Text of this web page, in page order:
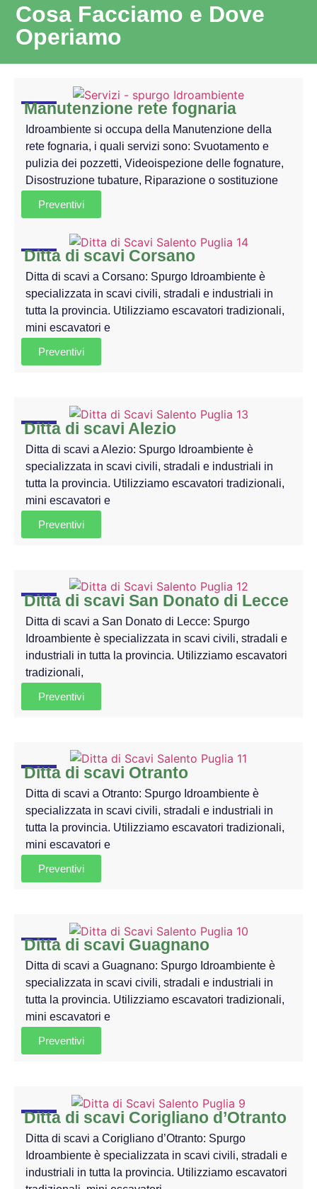
Cosa Facciamo e Dove
Operiamo
Manutenzione rete fognaria
Idroambiente si occupa della Manutenzione della
rete fognaria, i quali servizi sono: Svuotamento e
pulizia dei pozzetti, Videoispezione delle fognature,
Disostruzione tubature, Riparazione o sostituzione
Preventivi
Ditta di scavi Corsano
Ditta di scavi a Corsano: Spurgo Idroambiente è
specializzata in scavi civili, stradali e industriali in
tutta la provincia. Utilizziamo escavatori tradizionali,
mini escavatori e
Preventivi
Ditta di scavi Alezio
Ditta di scavi a Alezio: Spurgo Idroambiente è
specializzata in scavi civili, stradali e industriali in
tutta la provincia. Utilizziamo escavatori tradizionali,
mini escavatori e
Preventivi
Ditta di scavi San Donato di Lecce
Ditta di scavi a San Donato di Lecce: Spurgo
Idroambiente è specializzata in scavi civili, stradali e
industriali in tutta la provincia. Utilizziamo escavatori
tradizionali,
Preventivi
Ditta di scavi Otranto
Ditta di scavi a Otranto: Spurgo Idroambiente è
specializzata in scavi civili, stradali e industriali in
tutta la provincia. Utilizziamo escavatori tradizionali,
mini escavatori e
Preventivi
Ditta di scavi Guagnano
Ditta di scavi a Guagnano: Spurgo Idroambiente è
specializzata in scavi civili, stradali e industriali in
tutta la provincia. Utilizziamo escavatori tradizionali,
mini escavatori e
Preventivi
Ditta di scavi Corigliano d’Otranto
Ditta di scavi a Corigliano d’Otranto: Spurgo
Idroambiente è specializzata in scavi civili, stradali e
industriali in tutta la provincia. Utilizziamo escavatori